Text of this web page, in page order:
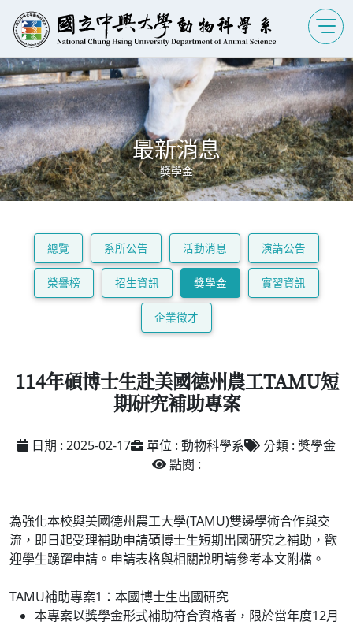
最新消息
獎學金
總覽 系所公告 活動消息 演講公告
榮譽榜 招生資訊 獎學金 實習資訊
企業徵才
114年碩博士生赴美國德州農工TAMU短
期研究補助專案
日期 : 2025-02-17 單位 : 動物科學系
分類 : 獎學金
點閱 :
為強化本校與美國德州農工大學(TAMU)雙邊學術合作與交
流，即日起受理補助申請碩博士生短期出國研究之補助，歡
迎學生踴躍申請。申請表格與相關說明請參考本文附檔。
TAMU補助專案1：本國博士生出國研究
本專案以獎學金形式補助符合資格者，限於當年度12月